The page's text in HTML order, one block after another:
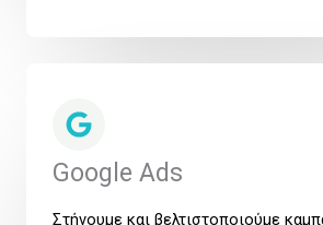
Google Ads
Στήνουμε και βελτιστοποιούμε